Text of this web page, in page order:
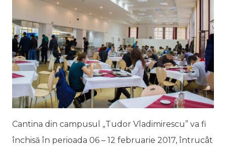
Cantina din campusul „Tudor Vladimirescu” va fi
închisă în perioada 06 – 12 februarie 2017, întrucât